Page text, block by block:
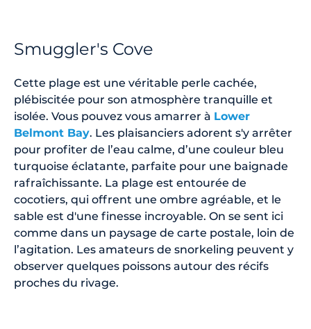
Smuggler's Cove
Cette plage est une véritable perle cachée,
plébiscitée pour son atmosphère tranquille et
isolée. Vous pouvez vous amarrer à Lower
Belmont Bay. Les plaisanciers adorent s'y arrêter
pour profiter de l’eau calme, d’une couleur bleu
turquoise éclatante, parfaite pour une baignade
rafraîchissante. La plage est entourée de
cocotiers, qui offrent une ombre agréable, et le
sable est d'une finesse incroyable. On se sent ici
comme dans un paysage de carte postale, loin de
l’agitation. Les amateurs de snorkeling peuvent y
observer quelques poissons autour des récifs
proches du rivage.